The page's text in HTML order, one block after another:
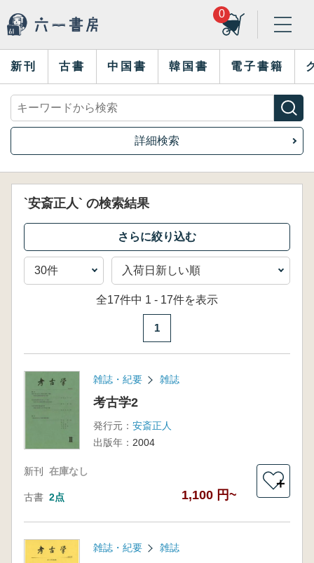
0
新刊 古書 中国書 韓国書 電子書籍
詳細検索
`安斎正人` の検索結果
全17件中 1 - 17件を表示
1
雑誌・紀要 雑誌
考古学2
発行元： 安斎正人
出版年： 2004
新刊 在庫なし
古書 2点 1,100 円~
＋
雑誌・紀要 雑誌